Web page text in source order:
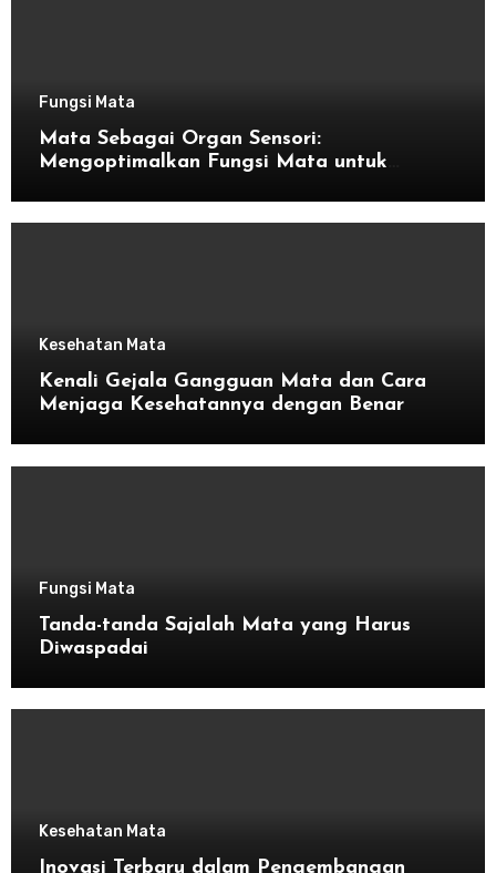
Fungsi Mata
Mata Sebagai Organ Sensori:
Mengoptimalkan Fungsi Mata untuk
Kesehatan Mata
Kenali Gejala Gangguan Mata dan Cara
Menjaga Kesehatannya dengan Benar
Fungsi Mata
Tanda-tanda Sajalah Mata yang Harus
Diwaspadai
Kesehatan Mata
Inovasi Terbaru dalam Pengembangan